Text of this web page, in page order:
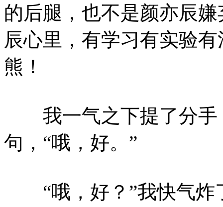
的后腿，也不是颜亦辰
辰心里，有学习有实验
熊！
我一气之下提了分手
句，“哦，好。”
“哦，好？”我快气炸